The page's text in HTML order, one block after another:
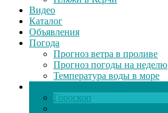
Видео
Каталог
Объявления
Погода
Прогноз ветра в проливе
Прогноз погоды на неделю
Температура воды в море
Гороскоп